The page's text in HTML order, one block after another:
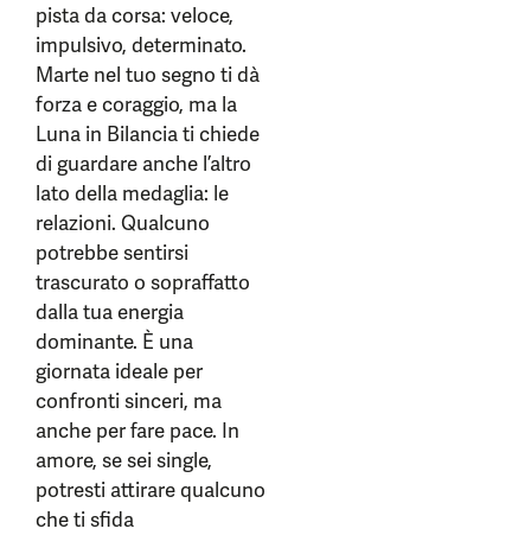
pista da corsa: veloce,
impulsivo, determinato.
Marte nel tuo segno ti dà
forza e coraggio, ma la
Luna in Bilancia ti chiede
di guardare anche l’altro
lato della medaglia: le
relazioni. Qualcuno
potrebbe sentirsi
trascurato o sopraffatto
dalla tua energia
dominante. È una
giornata ideale per
confronti sinceri, ma
anche per fare pace. In
amore, se sei single,
potresti attirare qualcuno
che ti sfida